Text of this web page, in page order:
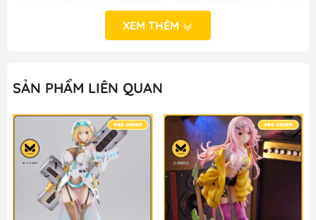
XEM THÊM
SẢN PHẨM LIÊN QUAN